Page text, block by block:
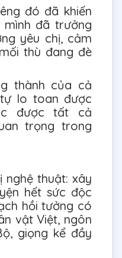
đó đã khiến
đã trưởng
yêu chị, cảm
thù đang đè
thành của cả
lo toan được
được tất cả
trọng trong
thuật: xây
hết sức độc
hồi tưởng có
vật Việt, ngôn
giọng kể đầy